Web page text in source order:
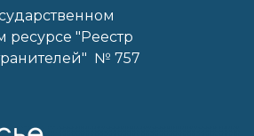
"Реестр
№ 757